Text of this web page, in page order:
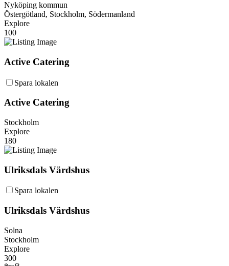
Nyköping kommun
Östergötland, Stockholm, Södermanland
Explore
100
Active Catering
Spara lokalen
Active Catering
Stockholm
Explore
180
Ulriksdals Värdshus
Spara lokalen
Ulriksdals Värdshus
Solna
Stockholm
Explore
300